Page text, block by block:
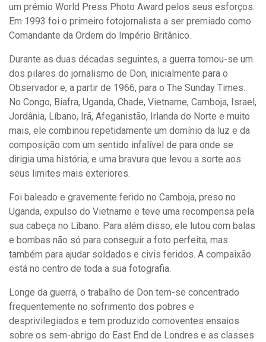
um prémio World Press Photo Award pelos seus esforços.
Em 1993 foi o primeiro fotojornalista a ser premiado como
Comandante da Ordem do Império Britânico.
Durante as duas décadas seguintes, a guerra tornou-se um
dos pilares do jornalismo de Don, inicialmente para o
Observador e, a partir de 1966, para o The Sunday Times.
No Congo, Biafra, Uganda, Chade, Vietname, Camboja, Israel,
Jordânia, Líbano, Irã, Afeganistão, Irlanda do Norte e muito
mais, ele combinou repetidamente um domínio da luz e da
composição com um sentido infalível de para onde se
dirigia uma história, e uma bravura que levou a sorte aos
seus limites mais exteriores.
Foi baleado e gravemente ferido no Camboja, preso no
Uganda, expulso do Vietname e teve uma recompensa pela
sua cabeça no Líbano. Para além disso, ele lutou com balas
e bombas não só para conseguir a foto perfeita, mas
também para ajudar soldados e civis feridos. A compaixão
está no centro de toda a sua fotografia.
Longe da guerra, o trabalho de Don tem-se concentrado
frequentemente no sofrimento dos pobres e
desprivilegiados e tem produzido comoventes ensaios
sobre os sem-abrigo do East End de Londres e as classes